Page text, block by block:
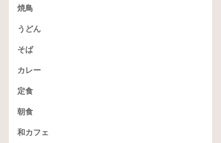
焼鳥
うどん
そば
カレー
定食
朝食
和カフェ